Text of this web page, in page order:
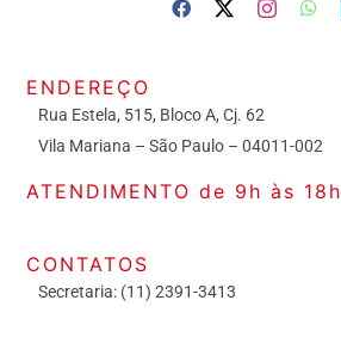
ENDEREÇO
Rua Estela, 515, Bloco A, Cj. 62
Vila Mariana – São Paulo – 04011-002
ATENDIMENTO de 9h às 18h
CONTATOS
Secretaria: (11) 2391-3413